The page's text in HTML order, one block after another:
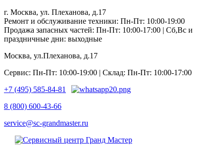
г. Москва, ул. Плеханова, д.17
Ремонт и обслуживание техники: Пн-Пт: 10:00-19:00
Продажа запасных частей: Пн-Пт: 10:00-17:00 | Сб,Вс и
праздничные дни: выходные
Москва, ул.Плеханова, д.17
Сервис: Пн-Пт: 10:00-19:00 | Склад: Пн-Пт: 10:00-17:00
+7 (495) 585-84-81
8 (800) 600-43-66
service@sc-grandmaster.ru